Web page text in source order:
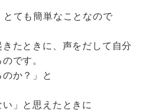
ても簡単なことなので
たときに、声をだして自分
です。
のか？」と
い」と思えたときに